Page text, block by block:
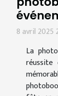
8 avril 2025
La
réussite